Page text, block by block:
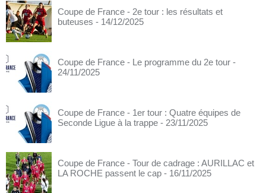
Coupe de France - 2e tour : les résultats et
buteuses - 14/12/2025
Coupe de France - Le programme du 2e tour -
24/11/2025
Coupe de France - 1er tour : Quatre équipes de
Seconde Ligue à la trappe - 23/11/2025
Coupe de France - Tour de cadrage : AURILLAC et
LA ROCHE passent le cap - 16/11/2025